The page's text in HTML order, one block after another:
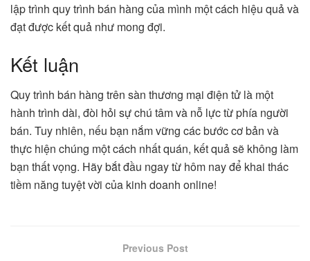
lập trình quy trình bán hàng của mình một cách hiệu quả và
đạt được kết quả như mong đợi.
Kết luận
Quy trình bán hàng trên sàn thương mại điện tử là một
hành trình dài, đòi hỏi sự chú tâm và nỗ lực từ phía người
bán. Tuy nhiên, nếu bạn nắm vững các bước cơ bản và
thực hiện chúng một cách nhất quán, kết quả sẽ không làm
bạn thất vọng. Hãy bắt đầu ngay từ hôm nay để khai thác
tiềm năng tuyệt vời của kinh doanh online!
Previous Post